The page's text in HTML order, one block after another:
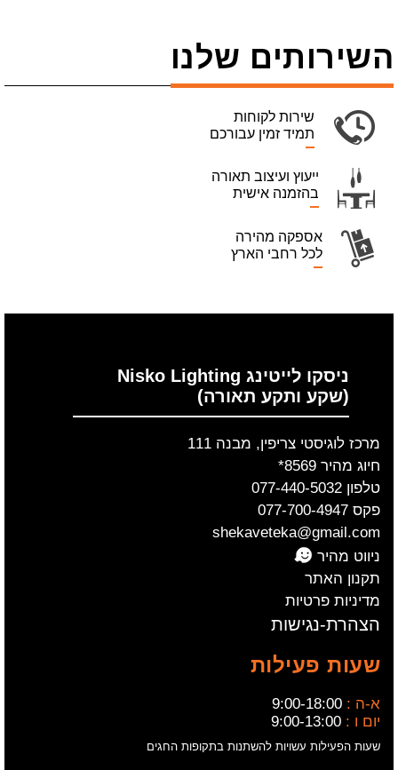
השירותים שלנו
שירות לקוחות
תמיד זמין עבורכם
ייעוץ ועיצוב תאורה
בהזמנה אישית
אספקה מהירה
לכל רחבי הארץ
ניסקו לייטינג Nisko Lighting
(שקע ותקע תאורה)
מרכז לוגיסטי צריפין, מבנה 111
חיוג מהיר 8569*
טלפון 077-440-5032
פקס 077-700-4947
shekaveteka@gmail.com
ניווט מהיר
תקנון האתר
מדיניות פרטיות
הצהרת-נגישות
שעות פעילות
א-ה : 9:00-18:00
יום ו : 9:00-13:00
שעות הפעילות עשויות להשתנות בתקופות החגים